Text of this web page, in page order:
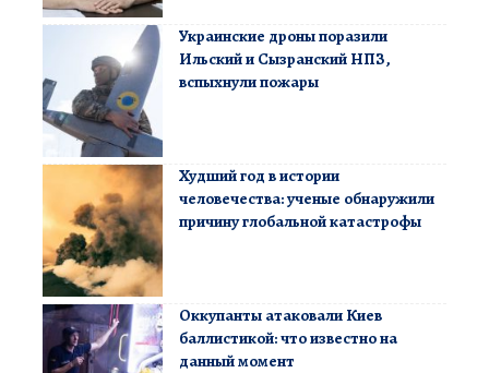
Украинские дроны поразили
Ильский и Сызранский НПЗ,
вспыхнули пожары
Худший год в истории
человечества: ученые обнаружили
причину глобальной катастрофы
Оккупанты атаковали Киев
баллистикой: что известно на
данный момент